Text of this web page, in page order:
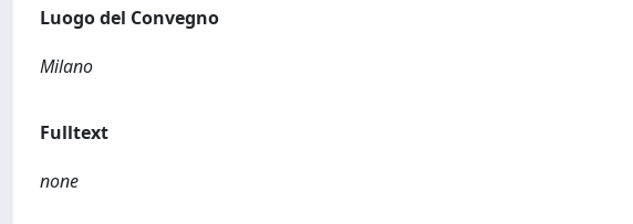
Luogo del Convegno
Milano
Fulltext
none